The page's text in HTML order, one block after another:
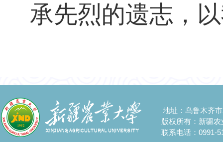
承先烈的遗志，
地址：乌鲁木齐
版权所有：新疆
联系电话：0991-